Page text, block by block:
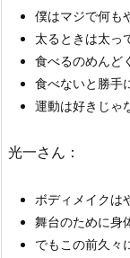
僕はマジで何も
太るときは太っ
食べるのめんど
食べないと勝手
運動は好きじゃ
光一さん：
ボディメイクは
舞台のために身
でもこの前久々